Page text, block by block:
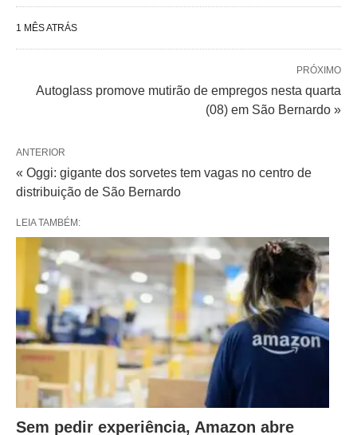
1 MÊS ATRÁS
PRÓXIMO
Autoglass promove mutirão de empregos nesta quarta
(08) em São Bernardo »
ANTERIOR
« Oggi: gigante dos sorvetes tem vagas no centro de
distribuição de São Bernardo
LEIA TAMBÉM:
Sem pedir experiência, Amazon abre